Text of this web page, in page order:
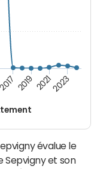
2017 2019 20212023
évalue le
Sepvigny et son